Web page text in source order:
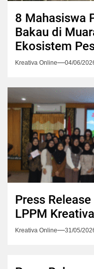
8 Mahasiswa
Bakau di
Ekosistem
Kreativa Online 04/06/
Press
LPPM
Kreativa Online 31/05/